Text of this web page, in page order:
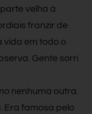
velha à
franzir de
vida em todo o
Gente sorri
nenhuma outra.
Era famosa pelo